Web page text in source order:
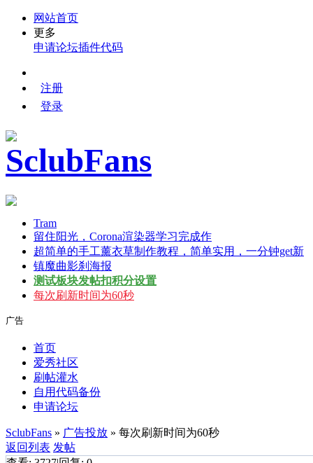
网站首页
更多
申请论坛插件代码
注册
登录
Tram
留住阳光，Corona渲染器学习完成作
超简单的手工薰衣草制作教程，简单实用，一分钟get新
镇魔曲影刹海报
测试板块发帖扣积分设置
每次刷新时间为60秒
广告
首页
爱秀社区
刷帖灌水
自用代码备份
申请论坛
SclubFans » 广告投放 » 每次刷新时间为60秒
返回列表 发帖